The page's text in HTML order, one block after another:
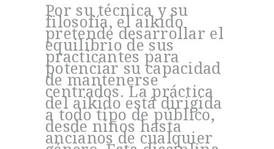
Por su técnica y su
filosofía, el aikido
pretende desarrollar el
equilibrio de sus
practicantes para
potenciar su capacidad
de mantenerse
centrados. La práctica
del aikido está dirigida
a todo tipo de público,
desde niños hasta
ancianos de cualquier